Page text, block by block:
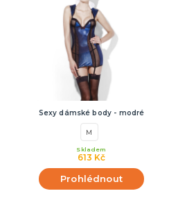
Sexy dámské body - modré
M
613 Kč
Skladem
Prohlédnout